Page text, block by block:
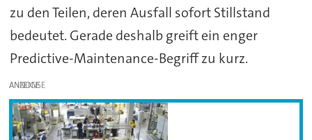
zu den Teilen, deren Ausfall sofort Stillstand
bedeutet. Gerade deshalb greift ein enger
Predictive-Maintenance-Begriff zu kurz.
ANZEIGE